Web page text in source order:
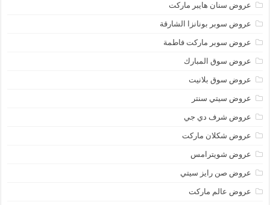
عروض سنان هايبر ماركت
عروض سوبر بونانزا الشارقة
عروض سوبر ماركت فاطمة
عروض سوق المبارك
عروض سوق بلانيت
عروض سيتي سنتر
عروض شرف دي جي
عروض شكلان ماركت
عروض شويترامس
عروض صن رايز سيتي
عروض عالم ماركت